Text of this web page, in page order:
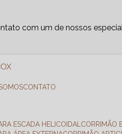
com um de nossos
CONTATO
ESCADA HELICOIDAL